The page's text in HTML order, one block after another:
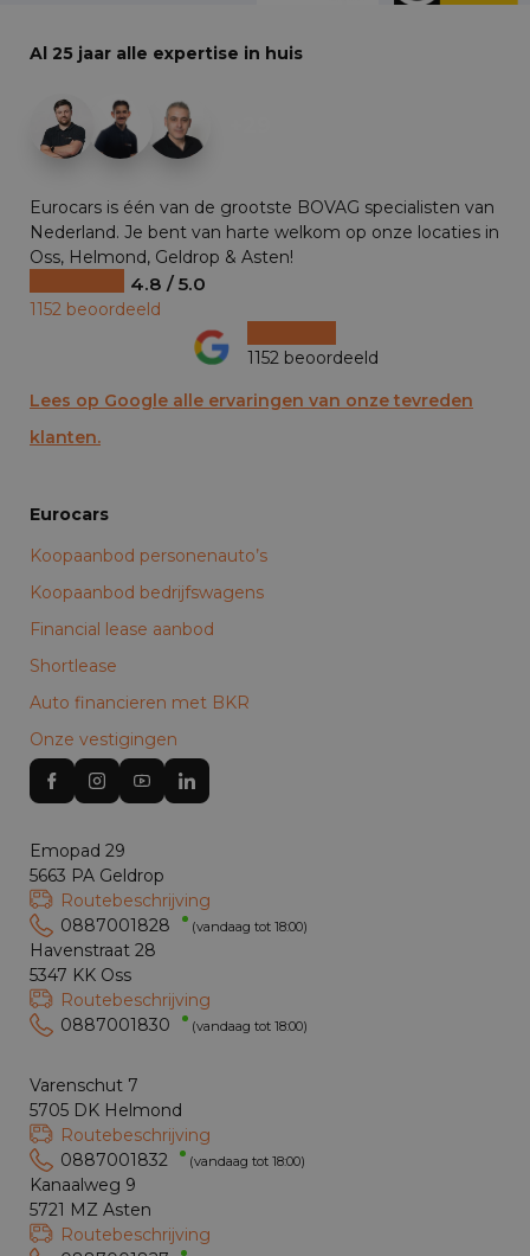
Al 25 jaar alle expertise in huis
Eurocars is één van de grootste BOVAG specialisten van
Nederland. Je bent van harte welkom op onze locaties in
Oss, Helmond, Geldrop & Asten!
4.8 / 5.0
1152 beoordeeld
1152 beoordeeld
Lees op Google alle ervaringen van onze tevreden
klanten.
Eurocars
Koopaanbod personenauto’s
Koopaanbod bedrijfswagens
Financial lease aanbod
Shortlease
Auto financieren met BKR
Onze vestigingen
Emopad 29
5663 PA Geldrop
Routebeschrijving
0887001828
(vandaag tot 18:00)
Havenstraat 28
5347 KK Oss
Routebeschrijving
0887001830
(vandaag tot 18:00)
Varenschut 7
5705 DK Helmond
Routebeschrijving
0887001832
(vandaag tot 18:00)
Kanaalweg 9
5721 MZ Asten
Routebeschrijving